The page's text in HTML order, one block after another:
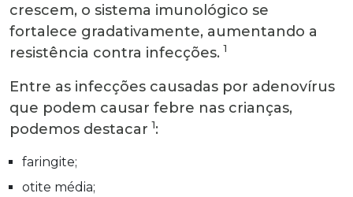
crescem, o sistema imunológico se
fortalece gradativamente, aumentando a
resistência contra infecções. 1
Entre as infecções causadas por adenovírus
que podem causar febre nas crianças,
podemos destacar 1:
faringite;
otite média;